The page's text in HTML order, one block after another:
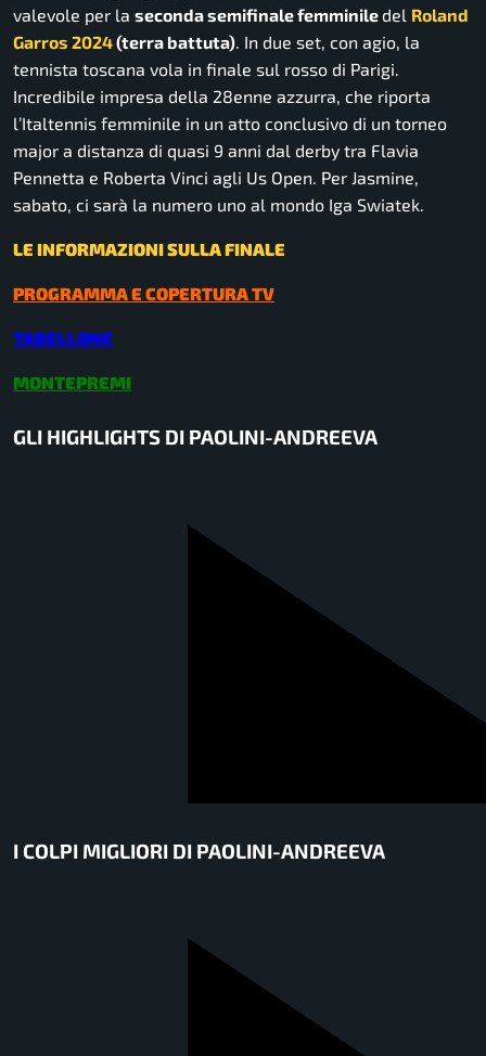
valevole per la seconda semifinale femminile del Roland
Garros 2024(terra battuta). In due set, con agio, la
tennista toscana vola in finale sul rosso di Parigi.
Incredibile impresa della 28enne azzurra, che riporta
l’Italtennis femminile in un atto conclusivo di un torneo
major a distanza di quasi 9 anni dal derby tra Flavia
Pennetta e Roberta Vinci agli Us Open. Per Jasmine,
sabato, ci sarà la numero uno al mondo Iga Swiatek.
LE INFORMAZIONI SULLA FINALE
PROGRAMMA E COPERTURA TV
TABELLONE
MONTEPREMI
GLI HIGHLIGHTS DI PAOLINI-ANDREEVA
I COLPI MIGLIORI DI PAOLINI-ANDREEVA